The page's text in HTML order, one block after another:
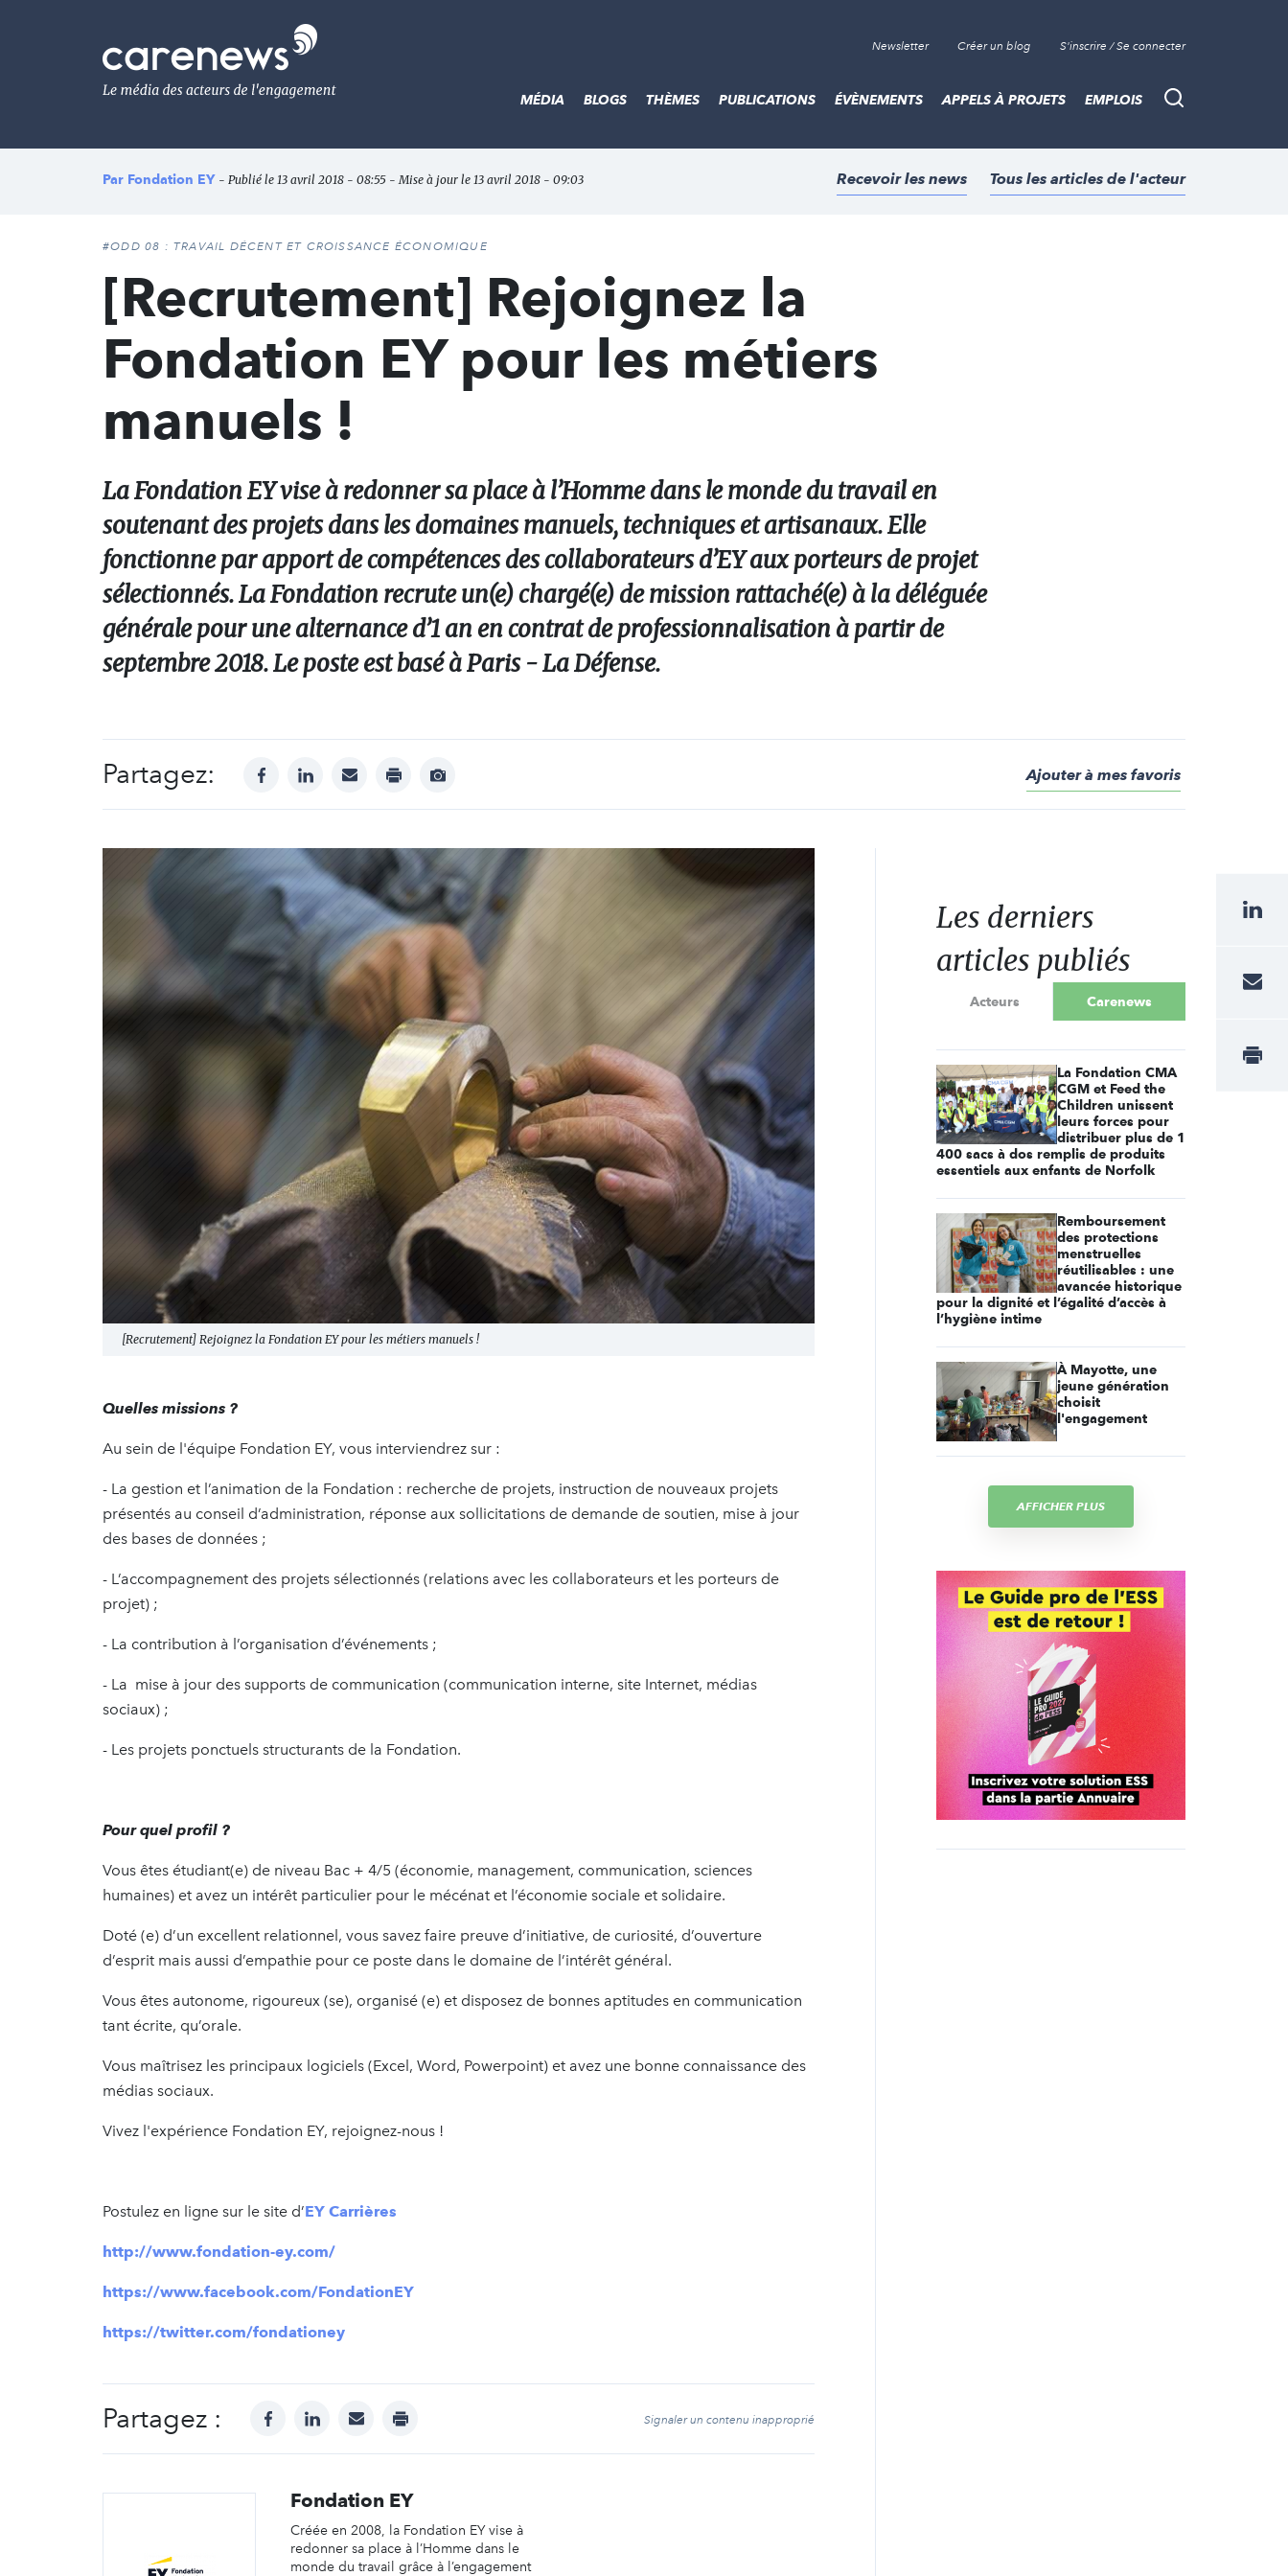
Le
média
de
l'engagement
Newsletter Créer un blog S'inscrire / Se connecter
Recherche
MÉDIA BLOGS THÈMES PUBLICATIONS ÉVÈNEMENTS APPELS À PROJETS EMPLOIS
Par Fondation EY - Publié le 13 avril 2018 - 08:55 - Mise à jour le 13 avril 2018 - 09:03 Recevoir les news Tous les articles de l'acteur
#ODD 08 : TRAVAIL DÉCENT ET CROISSANCE ÉCONOMIQUE
[Recrutement] Rejoignez la
Fondation EY pour les métiers
manuels !
La Fondation EY vise à redonner sa place à l’Homme dans le monde du travail en
soutenant des projets dans les domaines manuels, techniques et artisanaux. Elle
fonctionne par apport de compétences des collaborateurs d’EY aux porteurs de projet
sélectionnés. La Fondation recrute un(e) chargé(e) de mission rattaché(e) à la déléguée
générale pour une alternance d’1 an en contrat de professionnalisation à partir de
septembre 2018. Le poste est basé à Paris - La Défense.
Partagez: facebooklinkedinmail print
Afficher
Ajouter à mes favoris
[Recrutement] Rejoignez la Fondation EY pour les métiers manuels !
Quelles missions ?
Au sein de l'équipe Fondation EY, vous interviendrez sur :
- La gestion et l’animation de la Fondation : recherche de projets, instruction de nouveaux projets
présentés au conseil d’administration, réponse aux sollicitations de demande de soutien, mise à jour
des bases de données ;
- L’accompagnement des projets sélectionnés (relations avec les collaborateurs et les porteurs de
projet) ;
- La contribution à l’organisation d’événements ;
- La mise à jour des supports de communication (communication interne, site Internet, médias
sociaux) ;
- Les projets ponctuels structurants de la Fondation.
Pour quel profil ?
Vous êtes étudiant(e) de niveau Bac + 4/5 (économie, management, communication, sciences
humaines) et avez un intérêt particulier pour le mécénat et l’économie sociale et solidaire.
Doté (e) d’un excellent relationnel, vous savez faire preuve d’initiative, de curiosité, d’ouverture
d’esprit mais aussi d’empathie pour ce poste dans le domaine de l’intérêt général.
Vous êtes autonome, rigoureux (se), organisé (e) et disposez de bonnes aptitudes en communication
tant écrite, qu’orale.
Vous maîtrisez les principaux logiciels (Excel, Word, Powerpoint) et avez une bonne connaissance des
médias sociaux.
Vivez l'expérience Fondation EY, rejoignez-nous !
Postulez en ligne sur le site d’EY Carrières
http://www.fondation-ey.com/
https://www.facebook.com/FondationEY
https://twitter.com/fondationey
Partagez : facebooklinkedinmail print Signaler un contenu inapproprié
Fondation EY
Créée en 2008, la Fondation EY vise à
redonner sa place à l’Homme dans le
monde du travail grâce à l’engagement
Les derniers
articles publiés
Acteurs Carenews
La Fondation CMA
CGM et Feed the
Children unissent
leurs forces pour
distribuer plus de 1
400 sacs à dos remplis de produits
essentiels aux enfants de Norfolk
Remboursement
des protections
menstruelles
réutilisables : une
avancée historique
pour la dignité et l’égalité d’accès à
l’hygiène intime
À Mayotte, une
jeune génération
choisit
l'engagement
AFFICHER PLUS